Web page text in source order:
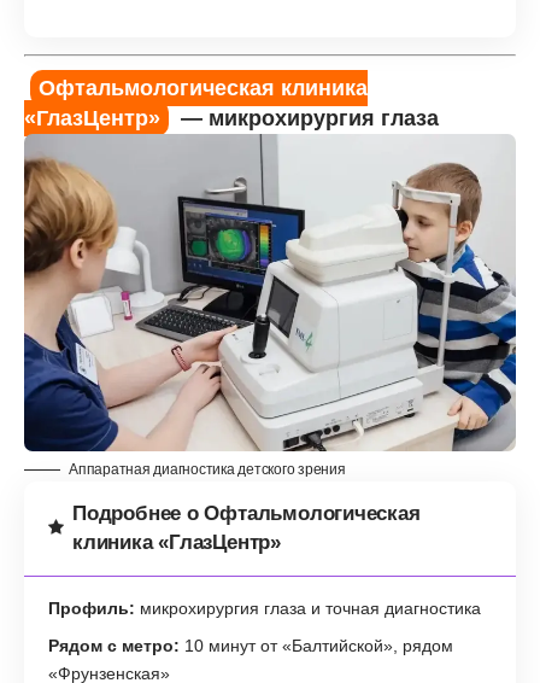
Офтальмологическая клиника
«ГлазЦентр»
— микрохирургия глаза
Аппаратная диагностика детского зрения
Подробнее о Офтальмологическая
клиника «ГлазЦентр»
Профиль: микрохирургия глаза и точная диагностика
Рядом с метро: 10 минут от «Балтийской», рядом
«Фрунзенская»